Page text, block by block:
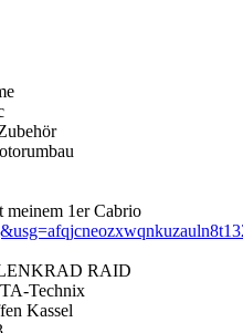
1er Cabrio
RAID
Technix
Kassel